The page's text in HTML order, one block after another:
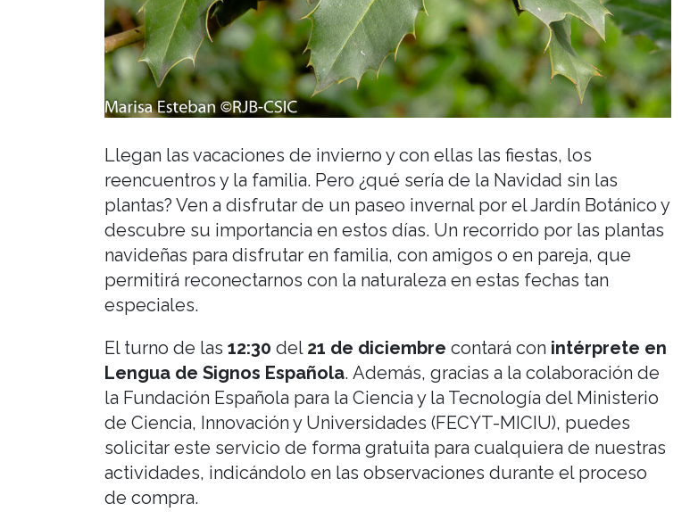
Llegan las vacaciones de invierno y con ellas las fiestas, los
reencuentros y la familia. Pero ¿qué sería de la Navidad sin las
plantas? Ven a disfrutar de un paseo invernal por el Jardín Botánico y
descubre su importancia en estos días. Un recorrido por las plantas
navideñas para disfrutar en familia, con amigos o en pareja, que
permitirá reconectarnos con la naturaleza en estas fechas tan
especiales.
El turno de las 12:30 del 21 de diciembre contará con intérprete en
Lengua de Signos Española. Además, gracias a la colaboración de
la Fundación Española para la Ciencia y la Tecnología del Ministerio
de Ciencia, Innovación y Universidades (FECYT-MICIU), puedes
solicitar este servicio de forma gratuita para cualquiera de nuestras
actividades, indicándolo en las observaciones durante el proceso
de compra.